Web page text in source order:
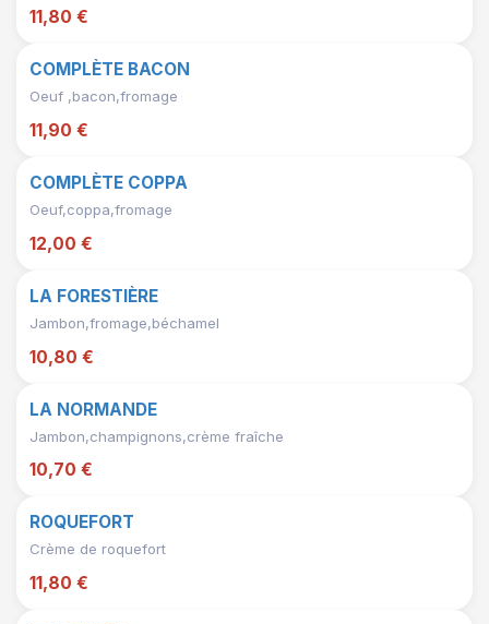
11,80 €
COMPLÈTE BACON
Oeuf ,bacon,fromage
11,90 €
COMPLÈTE COPPA
Oeuf,coppa,fromage
12,00 €
LA FORESTIÈRE
Jambon,fromage,béchamel
10,80 €
LA NORMANDE
Jambon,champignons,crème fraîche
10,70 €
ROQUEFORT
Crème de roquefort
11,80 €